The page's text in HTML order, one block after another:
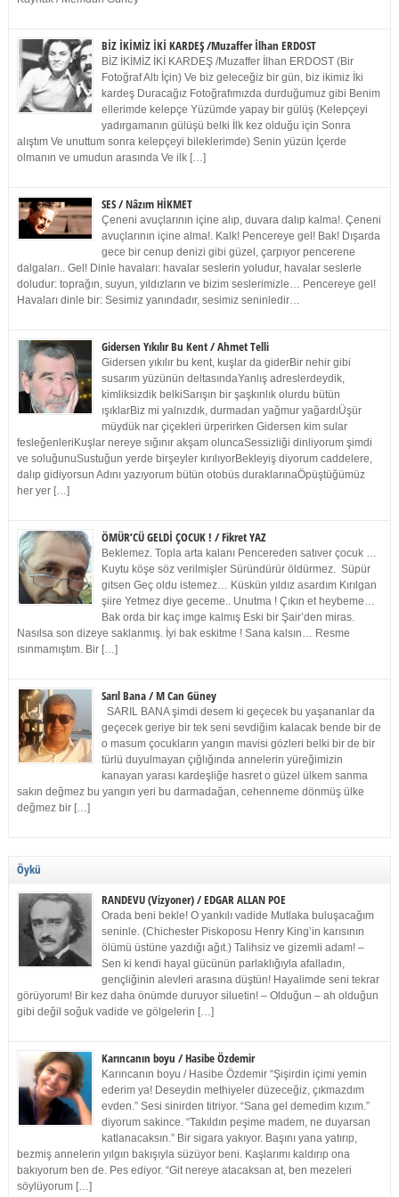
BİZ İKİMİZ İKİ KARDEŞ /Muzaffer İlhan ERDOST
BİZ İKİMİZ İKİ KARDEŞ /Muzaffer İlhan ERDOST (Bir
Fotoğraf Altı İçin) Ve biz geleceğiz bir gün, biz ikimiz İki
kardeş Duracağız Fotoğrafımızda durduğumuz gibi Benim
ellerimde kelepçe Yüzümde yapay bir gülüş (Kelepçeyi
yadırgamanın gülüşü belki İlk kez olduğu için Sonra
alıştım Ve unuttum sonra kelepçeyi bileklerimde) Senin yüzün İçerde
olmanın ve umudun arasında Ve ilk […]
SES / Nâzım HİKMET
Çeneni avuçlarının içine alıp, duvara dalıp kalma!. Çeneni
avuçlarının içine alma!. Kalk! Pencereye gel! Bak! Dışarda
gece bir cenup denizi gibi güzel, çarpıyor pencerene
dalgaları.. Gel! Dinle havaları: havalar seslerin yoludur, havalar seslerle
doludur: toprağın, suyun, yıldızların ve bizim seslerimizle… Pencereye gel!
Havaları dinle bir: Sesimiz yanındadır, sesimiz seninledir…
Gidersen Yıkılır Bu Kent / Ahmet Telli
Gidersen yıkılır bu kent, kuşlar da giderBir nehir gibi
susarım yüzünün deltasındaYanlış adreslerdeydik,
kimliksizdik belkiSarışın bir şaşkınlık olurdu bütün
ışıklarBiz mi yalnızdık, durmadan yağmur yağardıÜşür
müydük nar çiçekleri ürperirken Gidersen kim sular
fesleğenleriKuşlar nereye sığınır akşam oluncaSessizliği dinliyorum şimdi
ve soluğunuSustuğun yerde birşeyler kırılıyorBekleyiş diyorum caddelere,
dalıp gidiyorsun Adını yazıyorum bütün otobüs duraklarınaÖpüştüğümüz
her yer […]
ÖMÜR’CÜ GELDİ ÇOCUK ! / Fikret YAZ
Beklemez. Topla arta kalanı Pencereden satıver çocuk …
Kuytu köşe söz verilmişler Süründürür öldürmez. Süpür
gitsen Geç oldu istemez… Küskün yıldız asardım Kırılgan
şiire Yetmez diye geceme.. Unutma ! Çıkın et heybeme…
Bak orda bir kaç imge kalmış Eski bir Şair’den miras.
Nasılsa son dizeye saklanmış. İyi bak eskitme ! Sana kalsın… Resme
ısınmamıştım. Bir […]
Sarıl Bana / M Can Güney
SARIL BANA şimdi desem ki geçecek bu yaşananlar da
geçecek geriye bir tek seni sevdiğim kalacak bende bir de
o masum çocukların yangın mavisi gözleri belki bir de bir
türlü duyulmayan çığlığında annelerin yüreğimizin
kanayan yarası kardeşliğe hasret o güzel ülkem sanma
sakın değmez bu yangın yeri bu darmadağan, cehenneme dönmüş ülke
değmez bir […]
Öykü
RANDEVU (Vizyoner) / EDGAR ALLAN POE
Orada beni bekle! O yankılı vadide Mutlaka buluşacağım
seninle. (Chichester Piskoposu Henry King’in karısının
ölümü üstüne yazdığı ağıt.) Talihsiz ve gizemli adam! –
Sen ki kendi hayal gücünün parlaklığıyla afalladın,
gençliğinin alevleri arasına düştün! Hayalimde seni tekrar
görüyorum! Bir kez daha önümde duruyor siluetin! – Olduğun – ah olduğun
gibi değil soğuk vadide ve gölgelerin […]
Karıncanın boyu / Hasibe Özdemir
Karıncanın boyu / Hasibe Özdemir “Şişirdin içimi yemin
ederim ya! Deseydin methiyeler düzeceğiz, çıkmazdım
evden.” Sesi sinirden titriyor. “Sana gel demedim kızım.”
diyorum sakince. “Takıldın peşime madem, ne duyarsan
katlanacaksın.” Bir sigara yakıyor. Başını yana yatırıp,
bezmiş annelerin yılgın bakışıyla süzüyor beni. Kaşlarımı kaldırıp ona
bakıyorum ben de. Pes ediyor. “Git nereye atacaksan at, ben mezeleri
söylüyorum […]